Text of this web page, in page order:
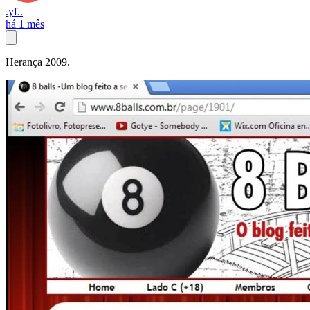
.yf..
há 1 mês
Herança 2009.